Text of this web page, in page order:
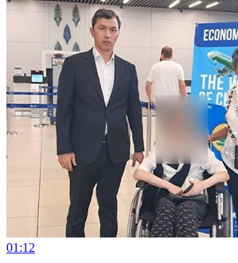
01:12